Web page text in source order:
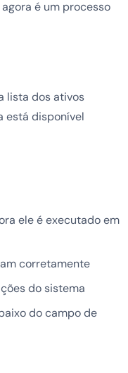
é um processo
lista dos ativos
está disponível
ele é executado em
corretamente
do sistema
do campo de